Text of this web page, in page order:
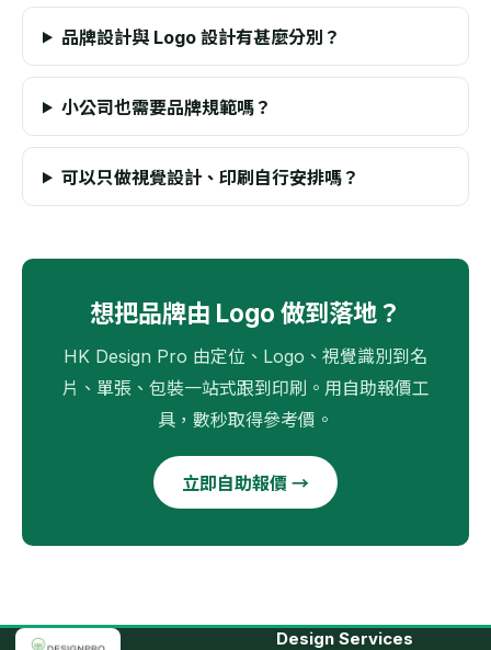
品牌設計與 Logo 設計有甚麼分別？
小公司也需要品牌規範嗎？
可以只做視覺設計、印刷自行安排嗎？
想把品牌由 Logo 做到落地？
HK Design Pro 由定位、Logo、視覺識別到名
片、單張、包裝一站式跟到印刷。用自助報價工
具，數秒取得參考價。
立即自助報價 →
Design Services